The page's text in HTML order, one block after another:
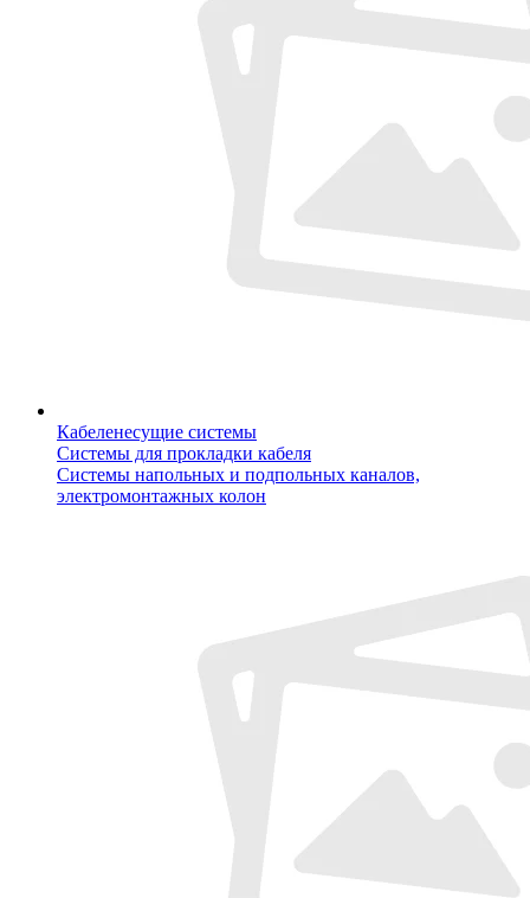
Кабеленесущие системы
Системы для прокладки кабеля
Системы напольных и подпольных каналов,
электромонтажных колон